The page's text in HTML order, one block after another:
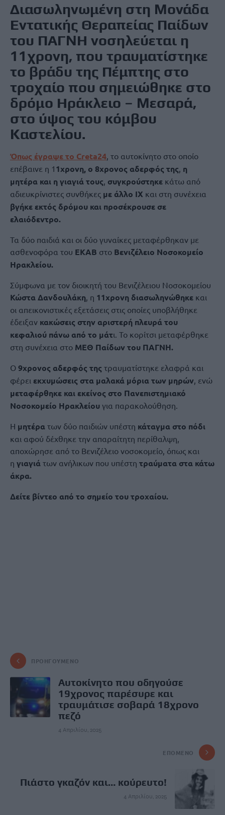
Διασωληνωμένη στη Μονάδα
Εντατικής Θεραπείας Παίδων
του ΠΑΓΝΗ νοσηλεύεται η
11χρονη, που τραυματίστηκε
το βράδυ της Πέμπτης στο
τροχαίο που σημειώθηκε στο
δρόμο Ηράκλειο – Μεσαρά,
στο ύψος του κόμβου
Καστελίου.
Όπως έγραψε το Creta24, το αυτοκίνητο στο οποίο
επέβαινε η 1 1χρονη, ο 8χρονος αδερφός της, η
μητέρα και η γιαγιά τους, συγκρούστηκε κάτω από
αδιευκρίνιστες συνθήκες με άλλο ΙΧ και στη συνέχεια
βγήκε εκτός δρόμου και προσέκρουσε σε
ελαιόδεντρο.
Τα δύο παιδιά και οι δύο γυναίκες μεταφέρθηκαν με
ασθενοφόρα του ΕΚΑΒ στο Βενιζέλειο Νοσοκομείο
Ηρακλείου.
Σύμφωνα με τον διοικητή του Βενιζέλειου Νοσοκομείου
Κώστα Δανδουλάκη, η 11χρονη διασωληνώθηκε και
οι απεικονιστικές εξετάσεις στις οποίες υποβλήθηκε
έδειξαν κακώσεις στην αριστερή πλευρά του
κεφαλιού πάνω από το μάτι. Το κορίτσι μεταφέρθηκε
στη συνέχεια στο ΜΕΘ Παίδων του ΠΑΓΝΗ.
Ο 9χρονος αδερφός της τραυματίστηκε ελαφρά και
φέρει εκχυμώσεις στα μαλακά μόρια των μηρών, ενώ
μεταφέρθηκε και εκείνος στο Πανεπιστημιακό
Νοσοκομείο Ηρακλείου για παρακολούθηση.
Η μητέρα των δύο παιδιών υπέστη κάταγμα στο πόδι
και αφού δέχθηκε την απαραίτητη περίθαλψη,
αποχώρησε από το Βενιζέλειο νοσοκομείο, όπως και
η γιαγιά των ανήλικων που υπέστη τραύματα στα κάτω
άκρα.
Δείτε βίντεο από το σημείο του τροχαίου.
ΠΡΟΗΓΟΎΜΕΝΟ
Αυτοκίνητο που οδηγούσε
19χρονος παρέσυρε και
τραυμάτισε σοβαρά 18χρονο
πεζό
4 Απριλίου, 2025
ΕΠΌΜΕΝΟ
Πιάστο γκαζόν και… κούρευτο!
4 Απριλίου, 2025